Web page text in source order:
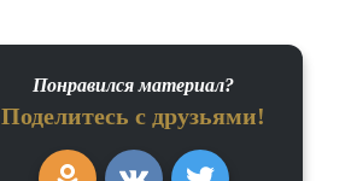
Понравился материал?
Поделитесь с друзьями!